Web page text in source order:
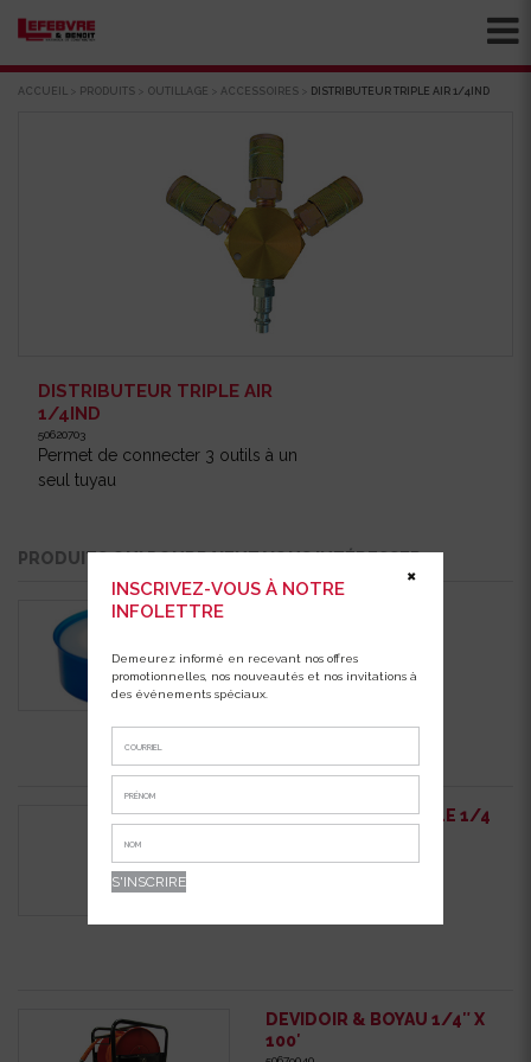
ACCUEIL > PRODUITS > OUTILLAGE > ACCESSOIRES > DISTRIBUTEUR TRIPLE AIR 1/4IND
DISTRIBUTEUR TRIPLE AIR
1/4IND
50620703
Permet de connecter 3 outils à un
seul tuyau
PRODUITS QUI POURRAIENT VOUS INTÉRESSER
« VRAC » ABOUT MALE 1/4
DEVIDOIR & BOYAU 1/4″ X
100′
INSCRIVEZ-VOUS À NOTRE
INFOLETTRE
Demeurez informé en recevant nos offres
promotionnelles, nos nouveautés et nos invitations à
des événements spéciaux.
✖